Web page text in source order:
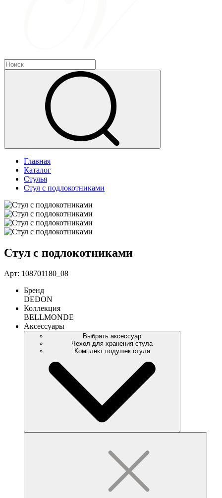
Главная
Каталог
Стулья
Стул с подлокотниками
Стул с подлокотниками
Арт: 108701180_08
Бренд
DEDON
Коллекция
BELLMONDE
Аксессуары
Выбрать аксессуар
Чехол для хранения стула
Комплект подушек стула